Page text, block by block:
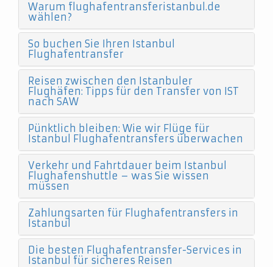
Warum flughafentransferistanbul.de
wählen?
So buchen Sie Ihren Istanbul
Flughafentransfer
Reisen zwischen den Istanbuler
Flughäfen: Tipps für den Transfer von IST
nach SAW
Pünktlich bleiben: Wie wir Flüge für
Istanbul Flughafentransfers überwachen
Verkehr und Fahrtdauer beim Istanbul
Flughafenshuttle – was Sie wissen
müssen
Zahlungsarten für Flughafentransfers in
Istanbul
Die besten Flughafentransfer-Services in
Istanbul für sicheres Reisen